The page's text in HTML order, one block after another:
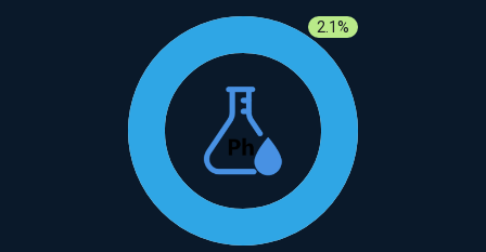
2.1%